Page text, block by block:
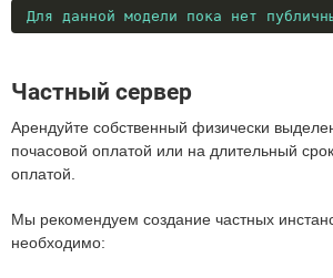
Для данной модели пока нет
Частный сервер
Арендуйте собственный физически
почасовой оплатой или на длительный
оплатой.
Мы рекомендуем создание частных
необходимо: